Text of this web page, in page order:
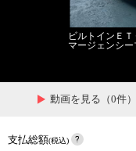
ビルトインＥ
マージェンシー
動画を見る（0件）
支払総額(税込)